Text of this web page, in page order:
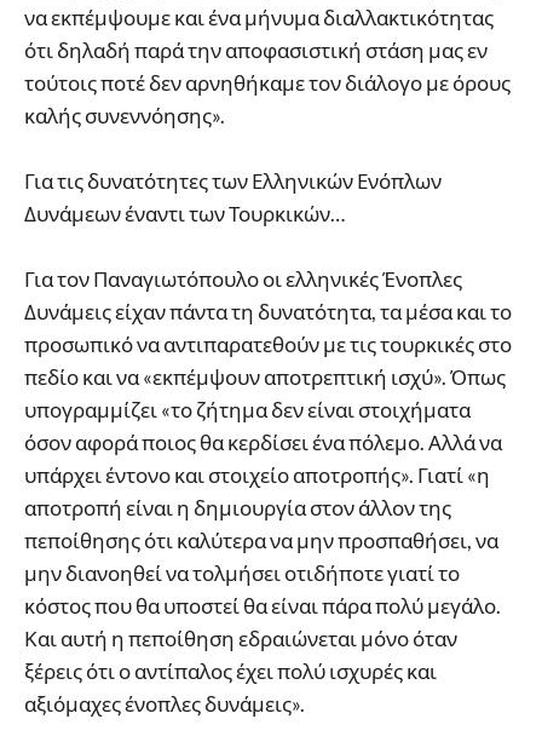
να εκπέμψουμε και ένα μήνυμα διαλλακτικότητας
ότι δηλαδή παρά την αποφασιστική στάση μας εν
τούτοις ποτέ δεν αρνηθήκαμε τον διάλογο με όρους
καλής συνεννόησης».
Για τις δυνατότητες των Ελληνικών Ενόπλων
Δυνάμεων έναντι των Τουρκικών…
Για τον Παναγιωτόπουλο οι ελληνικές Ένοπλες
Δυνάμεις είχαν πάντα τη δυνατότητα, τα μέσα και το
προσωπικό να αντιπαρατεθούν με τις τουρκικές στο
πεδίο και να «εκπέμψουν αποτρεπτική ισχύ». Όπως
υπογραμμίζει «το ζήτημα δεν είναι στοιχήματα
όσον αφορά ποιος θα κερδίσει ένα πόλεμο. Αλλά να
υπάρχει έντονο και στοιχείο αποτροπής». Γιατί «η
αποτροπή είναι η δημιουργία στον άλλον της
πεποίθησης ότι καλύτερα να μην προσπαθήσει, να
μην διανοηθεί να τολμήσει οτιδήποτε γιατί το
κόστος που θα υποστεί θα είναι πάρα πολύ μεγάλο.
Και αυτή η πεποίθηση εδραιώνεται μόνο όταν
ξέρεις ότι ο αντίπαλος έχει πολύ ισχυρές και
αξιόμαχες ένοπλες δυνάμεις».